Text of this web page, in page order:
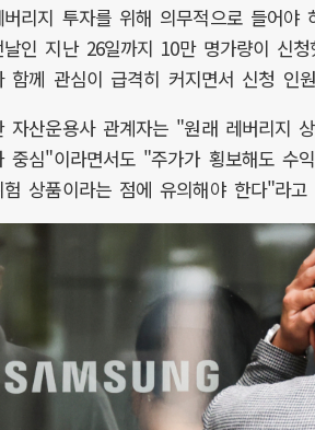
버리지 투자를 위해 의무적으로 들어야
날인 지난 26일까지 10만 명가량이 신
함께 관심이 급격히 커지면서 신청 인
자산운용사 관계자는 "원래 레버리지
중심"이라면서도 "주가가 횡보해도 수
험 상품이라는 점에 유의해야 한다"라고